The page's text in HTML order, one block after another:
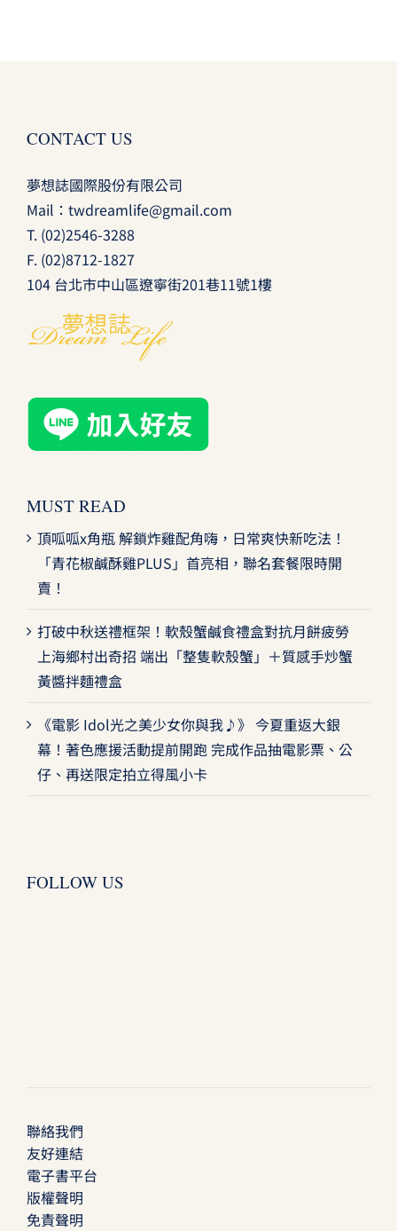
CONTACT US
夢想誌國際股份有限公司
Mail： twdreamlife@gmail.com
T. (02)2546-3288
F. (02)8712-1827
104 台北市中山區遼寧街201巷11號1樓
MUST READ
頂呱呱x角瓶 解鎖炸雞配角嗨，日常爽快新吃法！
「青花椒鹹酥雞PLUS」首亮相，聯名套餐限時開
賣！
打破中秋送禮框架！軟殼蟹鹹食禮盒對抗月餅疲勞
上海鄉村出奇招 端出「整隻軟殼蟹」＋質感手炒蟹
黃醬拌麵禮盒
《電影 Idol光之美少女你與我♪》 今夏重返大銀
幕！著色應援活動提前開跑 完成作品抽電影票、公
仔、再送限定拍立得風小卡
FOLLOW US
聯絡我們
友好連結
電子書平台
版權聲明
免責聲明